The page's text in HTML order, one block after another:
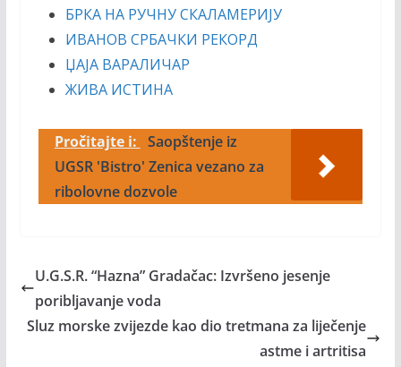
БРКА НА РУЧНУ СКАЛАМЕРИЈУ
ИВАНОВ СРБАЧКИ РЕКОРД
ЏАЈА ВАРАЛИЧАР
ЖИВА ИСТИНА
Pročitajte i: Saopštenje iz
UGSR 'Bistro' Zenica vezano za
ribolovne dozvole
U.G.S.R. “Hazna” Gradačac: Izvršeno jesenje
poribljavanje voda
Sluz morske zvijezde kao dio tretmana za liječenje
astme i artritisa